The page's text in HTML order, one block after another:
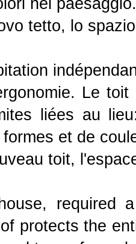
nel
tetto, lo
Le
liées au
formes et de
toit,
required
protects the